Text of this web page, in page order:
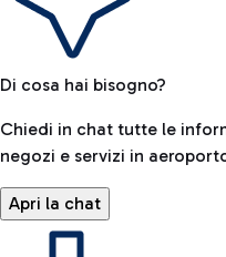
Di cosa hai bisogno?
Chiedi in chat tutte le
negozi e servizi in
Apri la chat